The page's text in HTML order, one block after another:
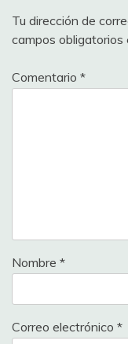
Tu dirección de
campos
Comentario *
Nombre *
Correo electrónico *